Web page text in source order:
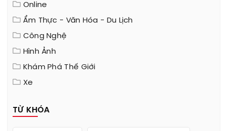
Online
Ẩm Thực - Văn Hóa - Du Lịch
Công Nghệ
Hình Ảnh
Khám Phá Thế Giới
Xe
TỪ KHÓA